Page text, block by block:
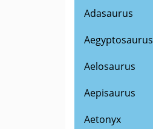
Adasaurus
Aegyptosaurus
Aelosaurus
Aepisaurus
Aetonyx